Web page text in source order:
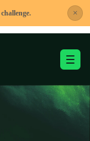
×
Mobiles